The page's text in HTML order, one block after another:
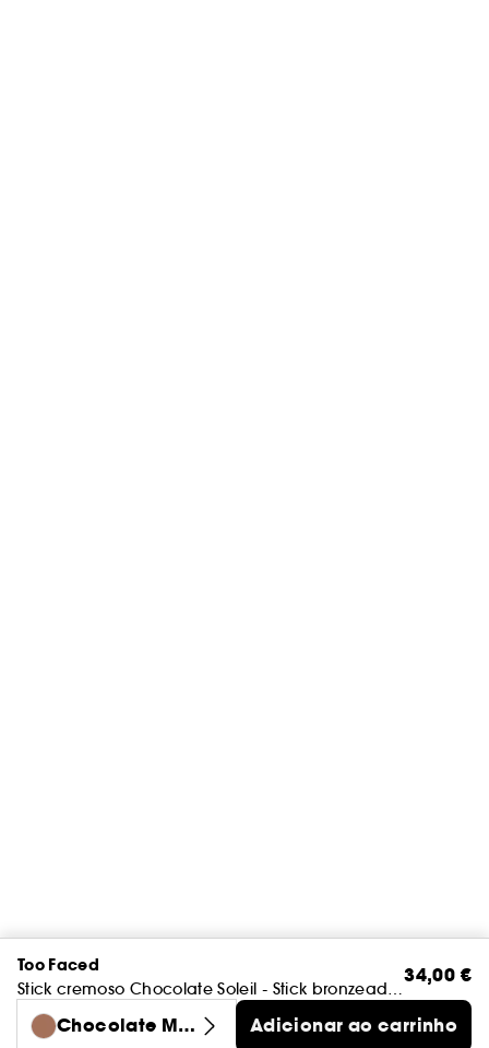
Too Faced
Stick cremoso Chocolate Soleil - Stick bronzeador e esculpidor
34,00 €
Chocolate Mo
Adicionar ao carrinho